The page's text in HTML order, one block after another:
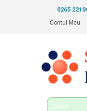
0265
Contul Meu